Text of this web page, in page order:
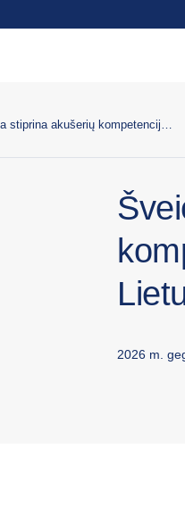
2026 m.